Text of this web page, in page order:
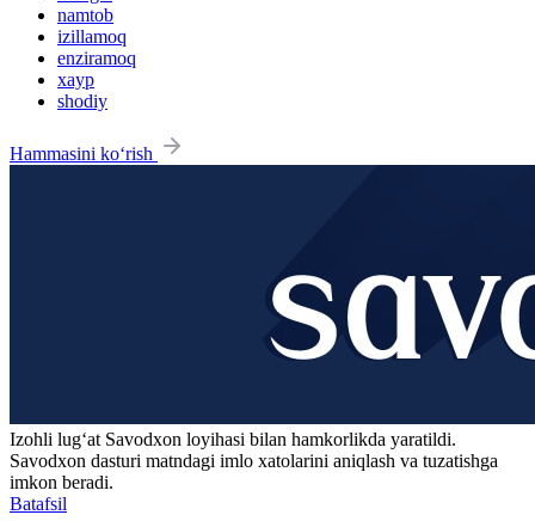
namtob
izillamoq
enziramoq
xayp
shodiy
Hammasini ko‘rish
Izohli lugʻat Savodxon loyihasi bilan hamkorlikda yaratildi.
Savodxon dasturi matndagi imlo xatolarini aniqlash va tuzatishga
imkon beradi.
Batafsil